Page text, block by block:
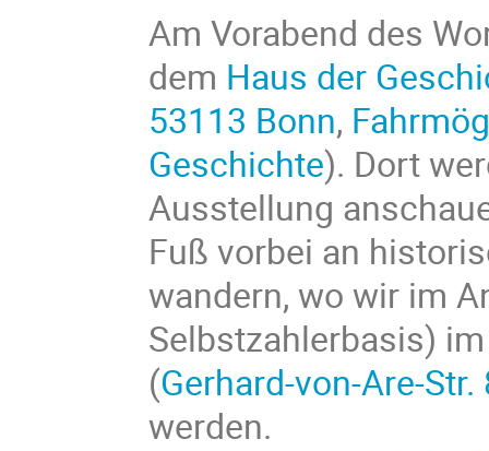
Am Vorabend des
dem Haus der
53113 Bonn,
Geschichte). Dort
Ausstellung
Fuß vorbei an
wandern, wo wir im
Selbstzahlerbasis)
(Gerhard-von-Are-
werden.